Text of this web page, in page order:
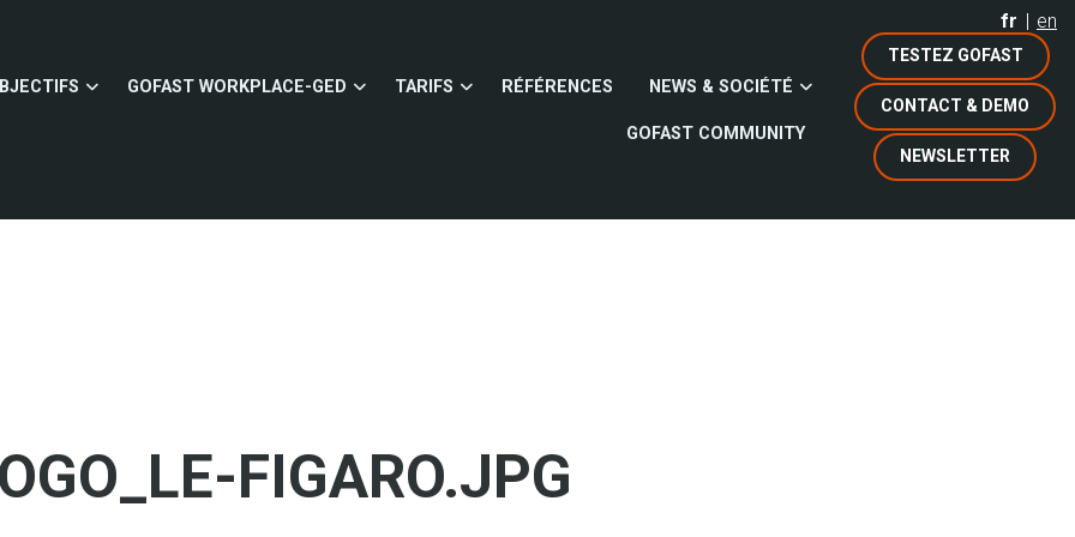
fr en
TESTEZ GOFAST
CONTACT & DEMO
NEWSLETTER
GOFAST WORKPLACE-GED TARIFS RÉFÉRENCES NEWS & SOCIÉTÉ
GOFAST COMMUNITY
FIGARO.JPG